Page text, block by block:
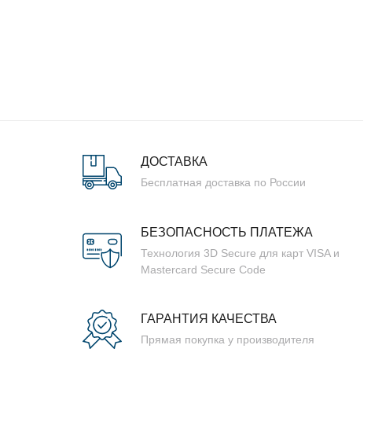
ДОСТАВКА
Бесплатная доставка по России
БЕЗОПАСНОСТЬ ПЛАТЕЖА
Технология 3D Secure для карт VISA и
Mastercard Secure Code
ГАРАНТИЯ КАЧЕСТВА
Прямая покупка у производителя